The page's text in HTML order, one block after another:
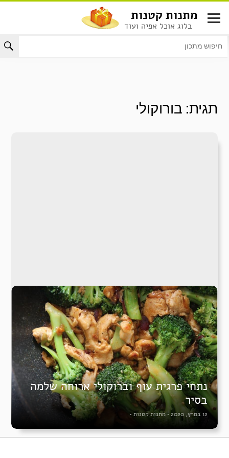
לתוכן
מתנות קטנות
בלוג אוכל אפיה ועוד
תגית: בורוקולי
נתחי פרגית עוף וברוקולי ארוחה שלמה
בסיר
12 במרץ, 2020 • מתנות קטנות •